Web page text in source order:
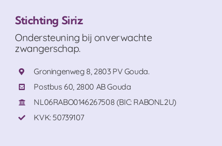
Stichting Siriz
Ondersteuning bij onverwachte
zwangerschap.
Groningenweg 8, 2803 PV Gouda.
Postbus 60, 2800 AB Gouda
NL06RABO0146267508 (BIC: RABONL2U)
KVK: 50739107